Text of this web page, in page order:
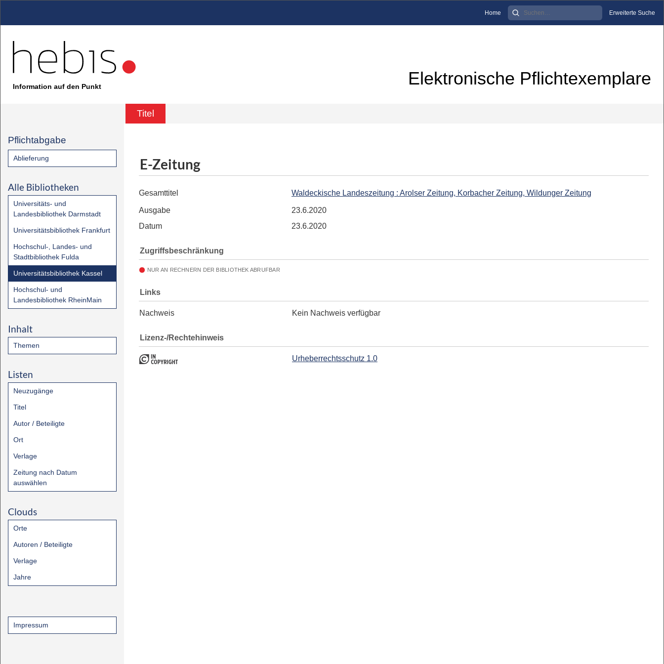
Home Erweiterte Suche
Information auf den Punkt Elektronische Pflichtexemplare
Titel
Pflichtabgabe
Ablieferung
Alle Bibliotheken
Universitäts- und
Landesbibliothek Darmstadt
Universitätsbibliothek Frankfurt
Hochschul-, Landes- und
Stadtbibliothek Fulda
Universitätsbibliothek Kassel
Hochschul- und
Landesbibliothek RheinMain
Inhalt
Themen
Listen
Neuzugänge
Titel
Autor / Beteiligte
Ort
Verlage
Zeitung nach Datum
auswählen
Clouds
Orte
Autoren / Beteiligte
Verlage
Jahre
Impressum
E-Zeitung
Gesamttitel Waldeckische Landeszeitung : Arolser Zeitung, Korbacher Zeitung, Wildunger Zeitung
Ausgabe
23.6.2020
Datum
23.6.2020
Zugriffsbeschränkung
NUR AN RECHNERN DER BIBLIOTHEK ABRUFBAR
Links
Nachweis Kein Nachweis verfügbar
Lizenz-/Rechtehinweis
Urheberrechtsschutz 1.0